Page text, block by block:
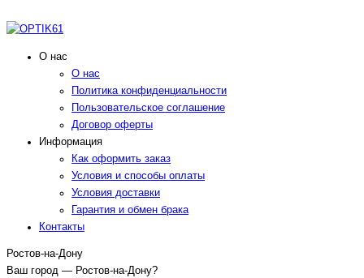
О нас
О нас
Политика конфиденциальности
Пользовательское соглашение
Договор оферты
Информация
Как оформить заказ
Условия и способы оплаты
Условия доставки
Гарантия и обмен брака
Контакты
Ростов-на-Дону
Ваш город — Ростов-на-Дону?